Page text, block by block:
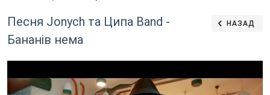
Песня Jonych та Ципа Band -
Бананів нема
НАЗАД